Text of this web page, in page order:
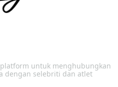
untuk menghubungkan
dengan selebriti dan atlet